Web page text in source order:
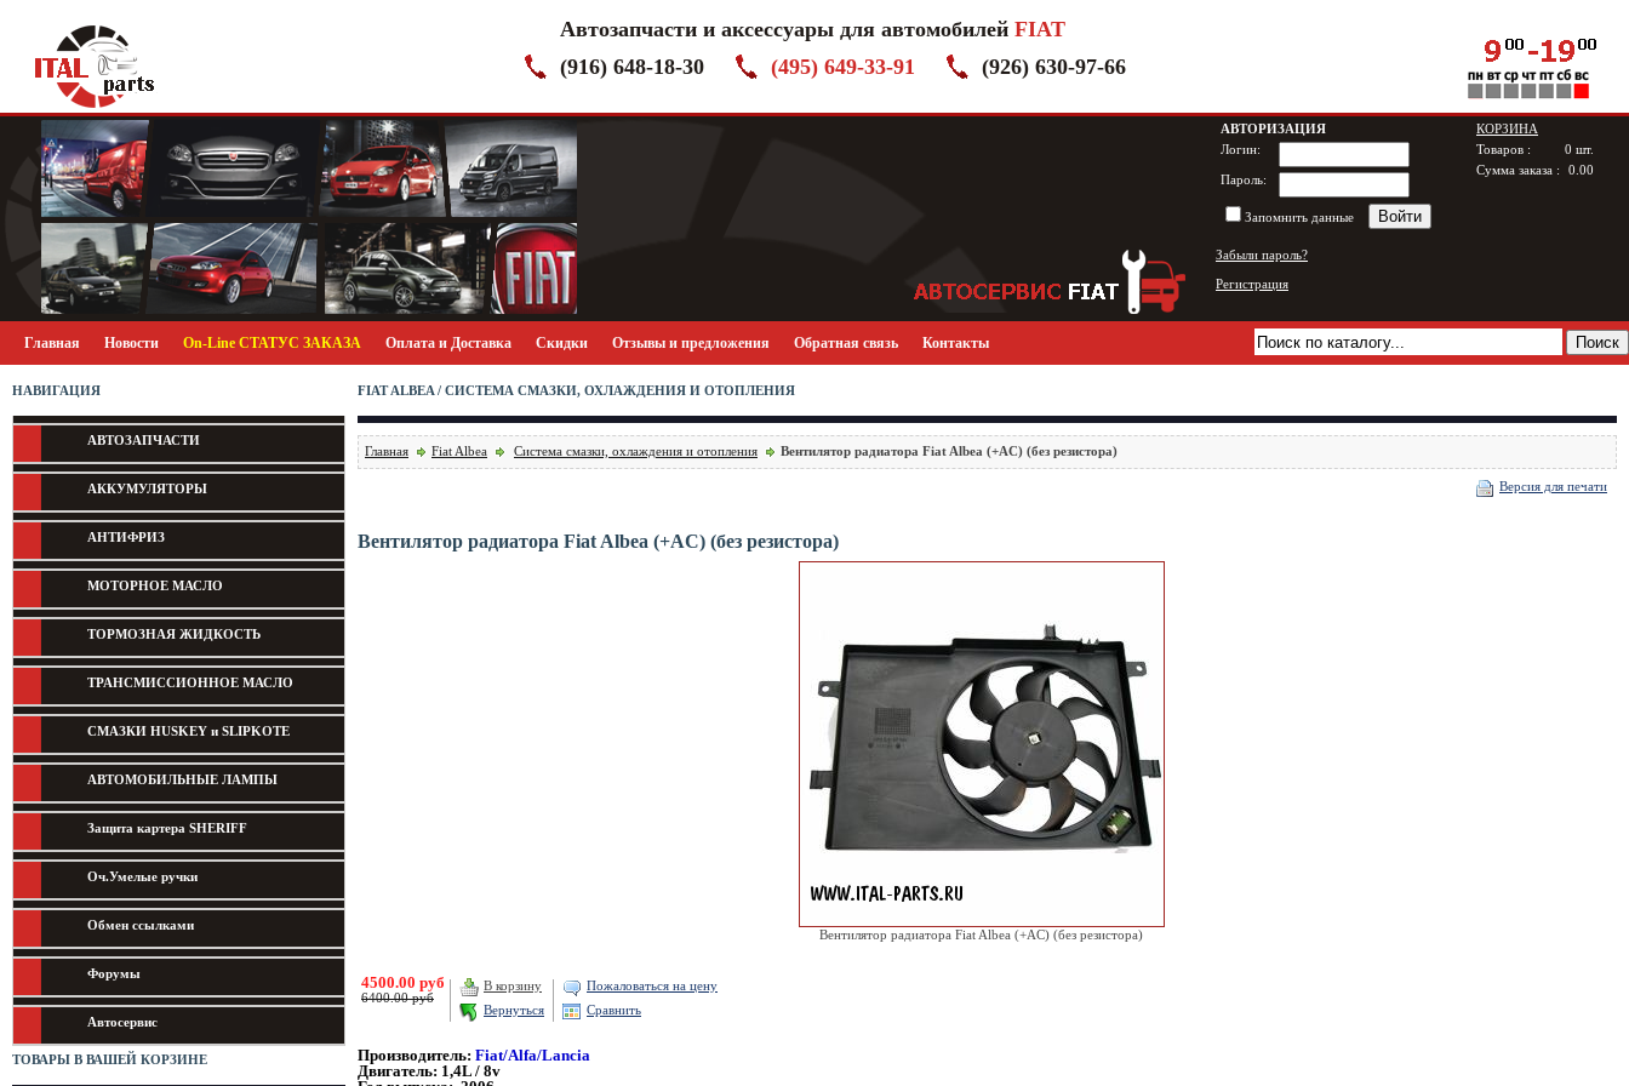
Автозапчасти и аксессуары для автомобилей FIAT
(916) 648-18-30
(495) 649-33-91 (926) 630-97-66
КОРЗИНА
Товаров :
0 шт.
Сумма заказа :
0.00
АВТОРИЗАЦИЯ
Логин:
Пароль:
Запомнить данные
Забыли пароль?
Регистрация
Главная Новости On-Line СТАТУС ЗАКАЗА Оплата и Доставка Скидки Отзывы и предложения Обратная связь Контакты
НАВИГАЦИЯ
АВТОЗАПЧАСТИ
АККУМУЛЯТОРЫ
АНТИФРИЗ
МОТОРНОЕ МАСЛО
ТОРМОЗНАЯ ЖИДКОСТЬ
ТРАНСМИССИОННОЕ МАСЛО
СМАЗКИ HUSKEY и SLIPKOTE
АВТОМОБИЛЬНЫЕ ЛАМПЫ
Защита картера SHERIFF
Оч.Умелые ручки
Обмен ссылками
Форумы
Автосервис
ТОВАРЫ В ВАШЕЙ КОРЗИНЕ
FIAT ALBEA / СИСТЕМА СМАЗКИ, ОХЛАЖДЕНИЯ И ОТОПЛЕНИЯ
Главная Fiat Albea Система смазки, охлаждения и отопления Вентилятор радиатора Fiat Albea (+AC) (без резистора)
Версия для печати
Вентилятор радиатора Fiat Albea (+AC) (без резистора)
Вентилятор радиатора Fiat Albea (+AC) (без резистора)
4500.00 руб
6400.00 руб
В корзину
Вернуться
Пожаловаться на цену
Сравнить
Производитель: Fiat/Alfa/Lancia
Двигатель: 1,4L / 8v